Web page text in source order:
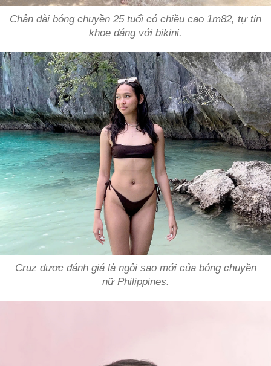
Chân dài bóng chuyền 25 tuổi có chiều cao 1m82, tự tin
khoe dáng với bikini.
Cruz được đánh giá là ngôi sao mới của bóng chuyền
nữ Philippines.